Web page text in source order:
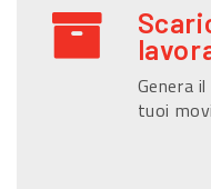
Genera
tuoi